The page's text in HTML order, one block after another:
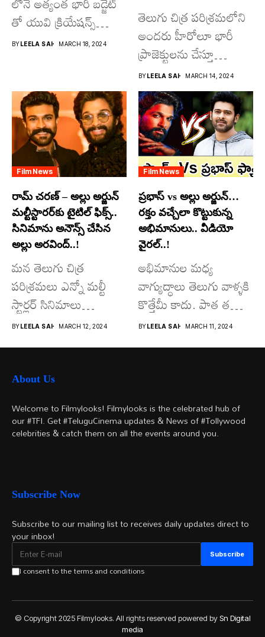
తో యువి క్రియేషన్స్
రూపొందిస్తున్న
BYLEELA SAI MARCH 18, 2024
తెలుగు చిత్ర పరిశ్రమలోని
అందరు హీరోలూ భారీ
ప్రాజెక్టులను చేస్తూ
దూసుకుపోతోన్నారు.
అందులో కొందరు
మాత్రమే...
BYLEELA SAI MARCH 14, 2024
Film News
రామ్ చరణ్ – అల్లు అర్జున్
మల్టీస్టారర్​కు టైటిల్ ఫిక్స్..
సినిమాను అనౌన్స్ చేసిన
అల్లు అరవింద్..!
మన తెలుగు చిత్ర
పరిశ్రమలు ఎన్నో మల్టీ
స్టార్లర్ సినిమాలు
వచ్చాయి.. కొన్ని సినిమాలు
అయితే...
BY LEELA SAI MARCH 12, 2024
Film News
ప్రభాస్ vs అల్లు అర్జున్…
రక్తం వచ్చేలా కొట్టుకున్న
అభిమానులు.. వీడియో
వైరల్..!
అభిమానుల మధ్య
వాగ్యుద్ధాలు తెలుగు వాళ్ళకి
కొత్తేమీ కాదు. పాత తరం
నటుల నుంచి నేటి...
BY LEELA SAI MARCH 11, 2024
About Us
Welcome to Filmylooks! Filmylooks is the celebrated hub of
our #TFI. Get #TeluguCinema updates & News of #Tollywood
celebrities & catch them on all the events around you.
Subscribe Now
Subscribe to our mailing list to receives daily updates direct to
your inbox!
I consent to the terms and conditions
© Copyright 2025 Filmylooks. All rights reserved powered bySn Digital
media